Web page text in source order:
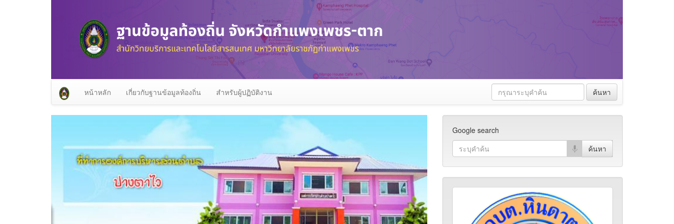
หน้าหลัก เกี่ยวกับฐานข้อมูลท้องถิ่น สำหรับผู้ปฏิบัติงาน ค้นหา
Google search